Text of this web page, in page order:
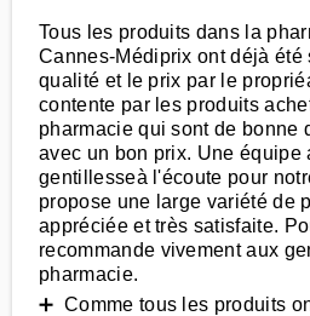
Tous les produits dans la
Cannes-Médiprix ont déjà été
qualité et le prix par le
contente par les produits
pharmacie qui sont de bonne
avec un bon prix. Une équipe
gentillesseà l'écoute pour
propose une large variété de
appréciée et très satisfaite.
recommande vivement aux
pharmacie.
➕ Comme tous les produits